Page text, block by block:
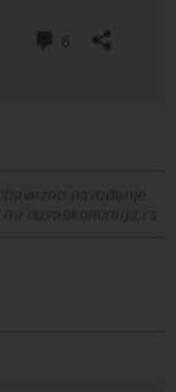
navođenje
novaekonomija.rs